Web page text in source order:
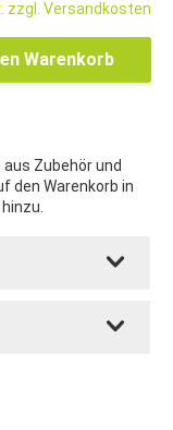
zzgl. Versandkosten
Warenkorb
Zubehör und
den Warenkorb in